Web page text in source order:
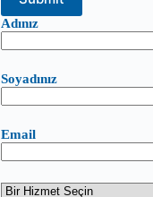
Adınız
Soyadınız
Email